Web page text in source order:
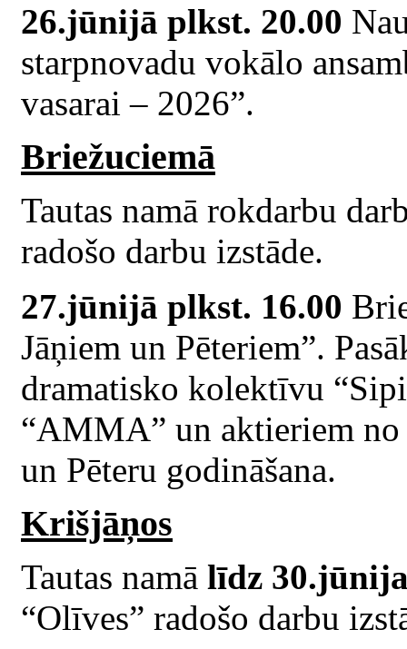
26.jūnijā plkst. 20.00
starpnovadu vokālo
vasarai – 2026”.
Briežuciemā
Tautas namā rokdarbu
radošo darbu izstāde.
27.jūnijā plkst. 16.00
Jāņiem un Pēteriem”.
dramatisko kolektīvu
“AMMA” un aktieriem no
un Pēteru godināšana.
Krišjāņos
Tautas namā līdz
“Olīves” radošo darbu